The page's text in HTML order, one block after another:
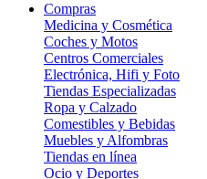
Compras
Medicina y Cosmética
Coches y Motos
Centros Comerciales
Electrónica, Hifi y Foto
Tiendas Especializadas
Ropa y Calzado
Comestibles y Bebidas
Muebles y Alfombras
Tiendas en línea
Ocio y Deportes